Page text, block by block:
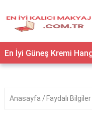
En İyi Güneş Kremi
Anasayfa Faydalı Bilgiler